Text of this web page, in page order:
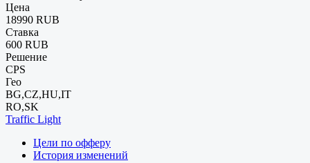
Цена
18990 RUB
Ставка
600 RUB
Решение
CPS
Гео
BG,CZ,HU,IT
RO,SK
Traffic Light
Цели по офферу
История изменений